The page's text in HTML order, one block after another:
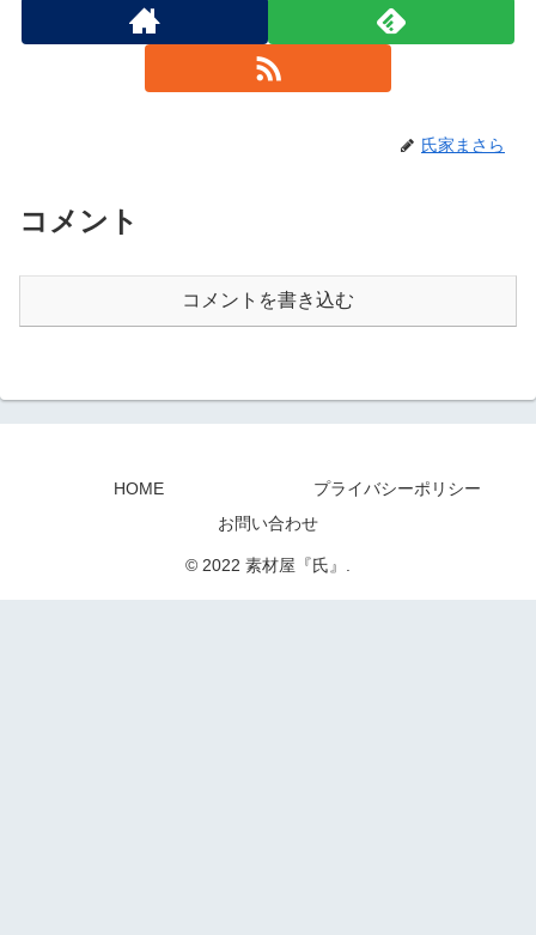
氏家まさら
コメント
コメントを書き込む
HOME
プライバシーポリシー
お問い合わせ
© 2022 素材屋『氏』.